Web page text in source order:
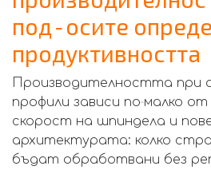
под‑осите
продуктивността
Производителността при
профили зависи по‑малко
скорост на шпиндела и
архитектурата: колко
бъдат обработвани без